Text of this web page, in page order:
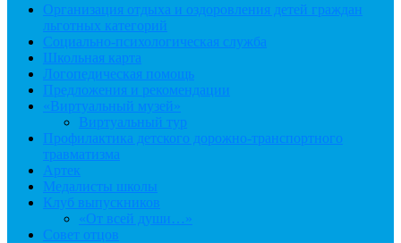
Организация отдыха и оздоровления детей граждан
льготных категорий
Социально-психологическая служба
Школьная карта
Логопедическая помощь
Предложения и рекомендации
«Виртуальный музей»
Виртуальный тур
Профилактика детского дорожно-транспортного
травматизма
Артек
Медалисты школы
Клуб выпускников
«От всей души…»
Совет отцов